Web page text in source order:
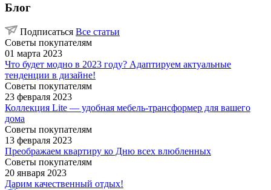
Блог
Подписаться Все статьи
Советы покупателям
01 марта 2023
Что будет модно в 2023 году? Адаптируем актуальные
тенденции в дизайне!
Советы покупателям
23 февраля 2023
Коллекция Lite — удобная мебель-трансформер для вашего
дома
Советы покупателям
13 февраля 2023
Преображаем квартиру ко Дню всех влюбленных
Советы покупателям
20 января 2023
Дарим качественный отдых!